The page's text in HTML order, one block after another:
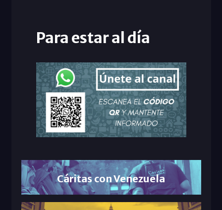
Para estar al día
Cáritas con Venezuela